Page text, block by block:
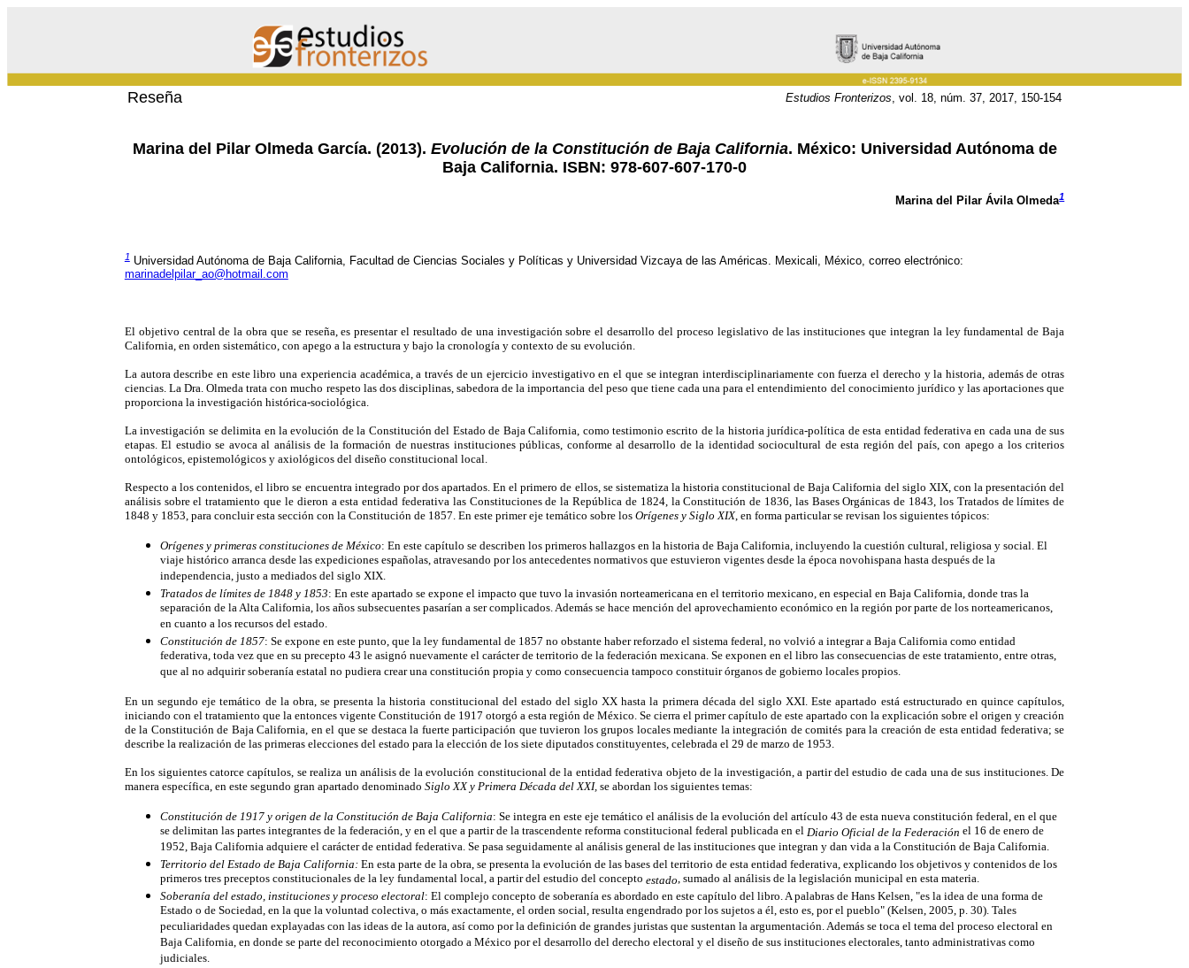
Reseña Estudios Fronterizos , vol. 18, núm. 37, 2017, 150-154
Marina del Pilar Olmeda García. (2013). Evolución de la Constitución de Baja California. México: Universidad Autónoma de
Baja California. ISBN: 978-607-607-170-0
Marina del Pilar Ávila Olmeda1
1Universidad Autónoma de Baja California, Facultad de Ciencias Sociales y Políticas y Universidad Vizcaya de las Américas. Mexicali, México, correo electrónico:
marinadelpilar_ao@hotmail.com
El objetivo central de la obra que se reseña, es presentar el resultado de una investigación sobre el desarrollo del proceso legislativo de las instituciones que integran la ley fundamental de Baja
California, en orden sistemático, con apego a la estructura y bajo la cronología y contexto de su evolución.
La autora describe en este libro una experiencia académica, a través de un ejercicio investigativo en el que se integran interdisciplinariamente con fuerza el derecho y la historia, además de otras
ciencias. La Dra. Olmeda trata con mucho respeto las dos disciplinas, sabedora de la importancia del peso que tiene cada una para el entendimiento del conocimiento jurídico y las aportaciones que
proporciona la investigación histórica-sociológica.
La investigación se delimita en la evolución de la Constitución del Estado de Baja California, como testimonio escrito de la historia jurídica-política de esta entidad federativa en cada una de sus
etapas. El estudio se avoca al análisis de la formación de nuestras instituciones públicas, conforme al desarrollo de la identidad sociocultural de esta región del país, con apego a los criterios
ontológicos, epistemológicos y axiológicos del diseño constitucional local.
Respecto a los contenidos, el libro se encuentra integrado por dos apartados. En el primero de ellos, se sistematiza la historia constitucional de Baja California del siglo XIX, con la presentación del
análisis sobre el tratamiento que le dieron a esta entidad federativa las Constituciones de la República de 1824, la Constitución de 1836, las Bases Orgánicas de 1843, los Tratados de límites de
1848 y 1853, para concluir esta sección con la Constitución de 1857. En este primer eje temático sobre los Orígenes y Siglo XIX, en forma particular se revisan los siguientes tópicos:
Orígenes y primeras constituciones de México: En este capítulo se describen los primeros hallazgos en la historia de Baja California, incluyendo la cuestión cultural, religiosa y social. El
viaje histórico arranca desde las expediciones españolas, atravesando por los antecedentes normativos que estuvieron vigentes desde la época novohispana hasta después de la
independencia, justo a mediados del siglo XIX.
Tratados de límites de 1848 y 1853: En este apartado se expone el impacto que tuvo la invasión norteamericana en el territorio mexicano, en especial en Baja California, donde tras la
separación de la Alta California, los años subsecuentes pasarían a ser complicados. Además se hace mención del aprovechamiento económico en la región por parte de los norteamericanos,
en cuanto a los recursos del estado.
Constitución de 1857: Se expone en este punto, que la ley fundamental de 1857 no obstante haber reforzado el sistema federal, no volvió a integrar a Baja California como entidad
federativa, toda vez que en su precepto 43 le asignó nuevamente el carácter de territorio de la federación mexicana. Se exponen en el libro las consecuencias de este tratamiento, entre otras,
que al no adquirir soberanía estatal no pudiera crear una constitución propia y como consecuencia tampoco constituir órganos de gobierno locales propios.
En un segundo eje temático de la obra, se presenta la historia constitucional del estado del siglo XX hasta la primera década del siglo XXI. Este apartado está estructurado en quince capítulos,
iniciando con el tratamiento que la entonces vigente Constitución de 1917 otorgó a esta región de México. Se cierra el primer capítulo de este apartado con la explicación sobre el origen y creación
de la Constitución de Baja California, en el que se destaca la fuerte participación que tuvieron los grupos locales mediante la integración de comités para la creación de esta entidad federativa; se
describe la realización de las primeras elecciones del estado para la elección de los siete diputados constituyentes, celebrada el 29 de marzo de 1953.
En los siguientes catorce capítulos, se realiza un análisis de la evolución constitucional de la entidad federativa objeto de la investigación, a partir del estudio de cada una de sus instituciones. De
manera específica, en este segundo gran apartado denominado Siglo XX y Primera Década del XXI,se abordan los siguientes temas:
Constitución de 1917 y origen de la Constitución de Baja California: Se integra en este eje temático el análisis de la evolución del artículo 43 de esta nueva constitución federal, en el que
se delimitan las partes integrantes de la federación, y en el que a partir de la trascendente reforma constitucional federal publicada en el Diario Oficial de la Federación el 16 de enero de
1952, Baja California adquiere el carácter de entidad federativa. Se pasa seguidamente al análisis general de las instituciones que integran y dan vida a la Constitución de Baja California.
Territorio del Estado de Baja California:En esta parte de la obra, se presenta la evolución de las bases del territorio de esta entidad federativa, explicando los objetivos y contenidos de los
primeros tres preceptos constitucionales de la ley fundamental local, a partir del estudio del concepto estado, sumado al análisis de la legislación municipal en esta materia.
Soberanía del estado, instituciones y proceso electoral: El complejo concepto de soberanía es abordado en este capítulo del libro. A palabras de Hans Kelsen, "es la idea de una forma de
Estado o de Sociedad, en la que la voluntad colectiva, o más exactamente, el orden social, resulta engendrado por los sujetos a él, esto es, por el pueblo" (Kelsen, 2005, p. 30). Tales
peculiaridades quedan explayadas con las ideas de la autora, así como por la definición de grandes juristas que sustentan la argumentación. Además se toca el tema del proceso electoral en
Baja California, en donde se parte del reconocimiento otorgado a México por el desarrollo del derecho electoral y el diseño de sus instituciones electorales, tanto administrativas como
judiciales.